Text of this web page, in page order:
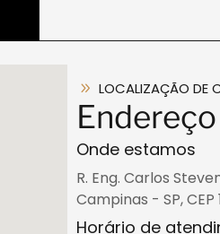
LOCALIZAÇÃO DE
Onde estamos
R. Eng. Carlos
Campinas - SP, CEP
Horário de